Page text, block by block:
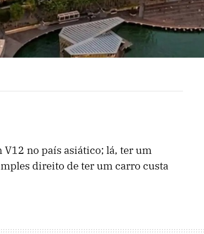
V12 no país asiático; lá, ter um
direito de ter um carro custa